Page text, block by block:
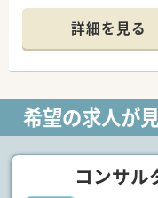
詳細を見る
希望の求人が
コンサル